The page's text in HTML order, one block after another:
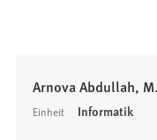
Arnova Abdullah,
Einheit Informatik